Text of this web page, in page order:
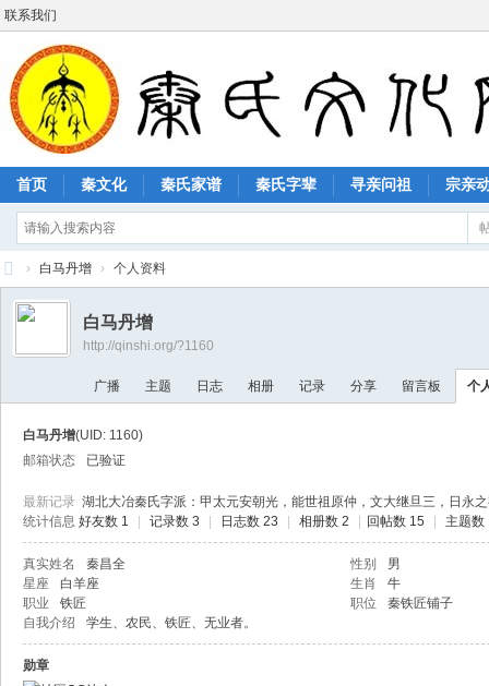
联系我们
首页 秦文化 秦氏家谱 秦氏字辈 寻亲问祖 宗亲
秦
文
› 白马丹增 › 个人资料
白马丹增
http://qinshi.org/?1160
广播 主题 日志 相册 记录 分享 留言板 个
白马丹增(UID: 1160)
邮箱状态
已验证
最新记录 湖北大冶秦氏字派：甲太元安朝光，能世祖原仲，文大继旦三，日永
统计信息 好友数 1 记录数 3 日志数 23 相册数 2 回帖数 15 主题数
真实姓名 秦昌全 性别
男
星座
白羊座 生肖
牛
职业
铁匠 职位
秦铁匠铺子
自我介绍
学生、农民、铁匠、无业者。
勋章